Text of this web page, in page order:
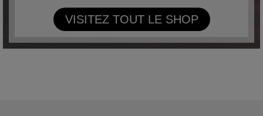
VISITEZ TOUT LE SHOP